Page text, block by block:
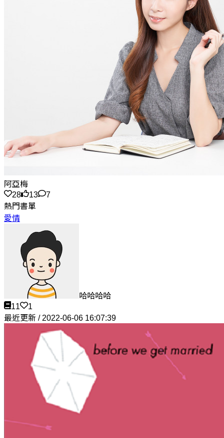
阿亞梅
28
13
7
熱門書單
愛情
哈哈哈哈
11
1
最近更新 / 2022-06-06 16:07:39